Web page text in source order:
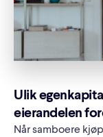
Ulik
eierandelen
Når samboere